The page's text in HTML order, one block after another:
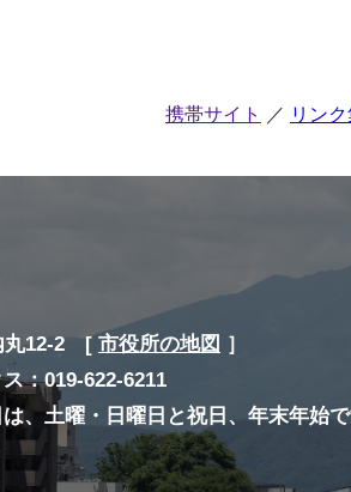
携帯サイト リン
丸12-2 [ 市役所の地図 ］
：019-622-6211
、土曜・日曜日と祝日、年末年始